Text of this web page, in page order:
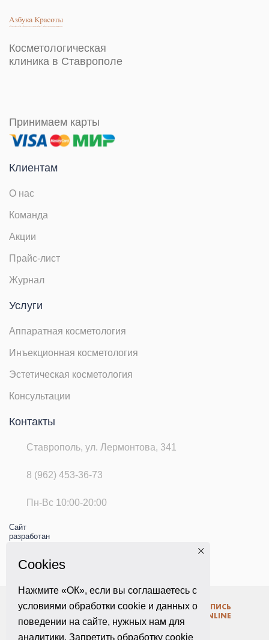
Косметологическая
клиника в Ставрополе
Принимаем карты
Клиентам
О нас
Команда
Акции
Прайс-лист
Журнал
Услуги
Аппаратная косметология
Инъекционная косметология
Эстетическая косметология
Консультации
Контакты
Ставрополь, ул. Лермонтова, 341
8 (962) 453-36-73
Пн-Вс 10:00-20:00
Сайт
разработан
Клиент
Создание и поддержка сайта
Политика конфиденциальности
ЗАПИСЬ
ONLINE
Cookies
Нажмите «ОК», если вы соглашаетесь с
условиями обработки cookie и данных о
поведении на сайте, нужных нам для
аналитики. Запретить обработку cookie